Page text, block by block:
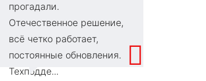
прогадали.
Отечественное решение,
всё четко работает,
постоянные обновления.
Техподде...